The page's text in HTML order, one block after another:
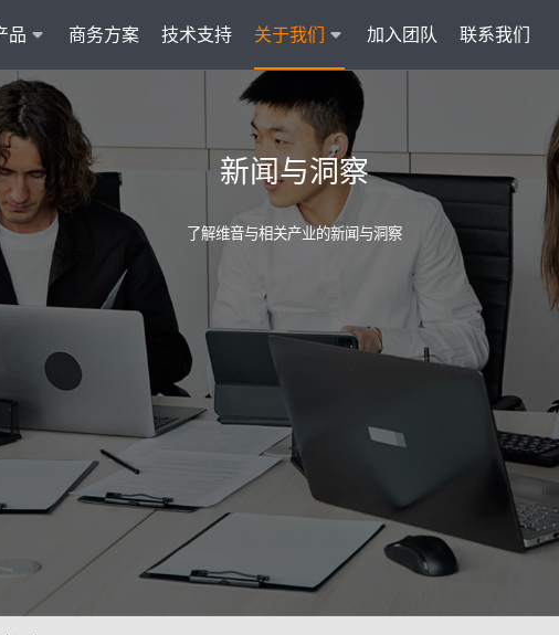
品 商务方案 技术支持 关于我们 加入团队 联系我们
服务
智能云联络中心 VisionCC
统一接入多渠道，坐席接待更省心
智能客服
集成6种AI
AI知识助手
沉淀金牌话术，搜索即得答案
营销自动化
批量营销发送，提升获客转化
多模态客服
智能交互升级，轻松理解声图文
文本机器人
7*24
外呼机器人
高效转
户
质检机器
全量质
智能培训 VisionTSIM
沉浸式Al陪练，打造金牌客服团队
智能排班
预测排班需
技术
新闻与洞察
了解维音与相关产业的新闻与洞察